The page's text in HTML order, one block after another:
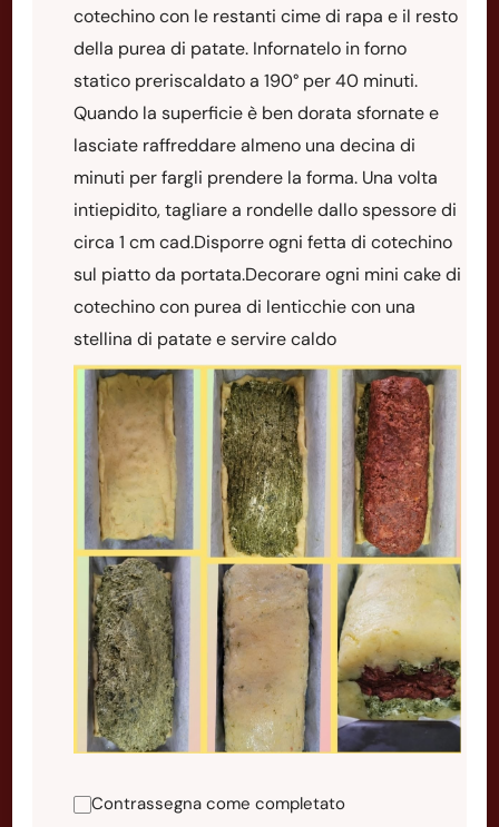
cotechino con le restanti cime di rapa e il resto
della purea di patate. Infornatelo in forno
statico preriscaldato a 190° per 40 minuti.
Quando la superficie è ben dorata sfornate e
lasciate raffreddare almeno una decina di
minuti per fargli prendere la forma. Una volta
intiepidito, tagliare a rondelle dallo spessore di
circa 1 cm cad.Disporre ogni fetta di cotechino
sul piatto da portata.Decorare ogni mini cake di
cotechino con purea di lenticchie con una
stellina di patate e servire caldo
Contrassegna come completato